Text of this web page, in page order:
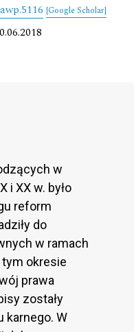
[Google Scholar]
w
i XX w. było
reform
do
w ramach
tym okresie
prawa
zostały
karnego. W